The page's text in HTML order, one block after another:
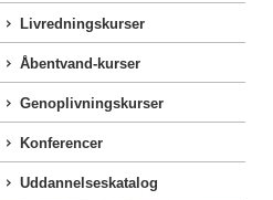
Livredningskurser
Åbentvand-kurser
Genoplivningskurser
Konferencer
Uddannelseskatalog